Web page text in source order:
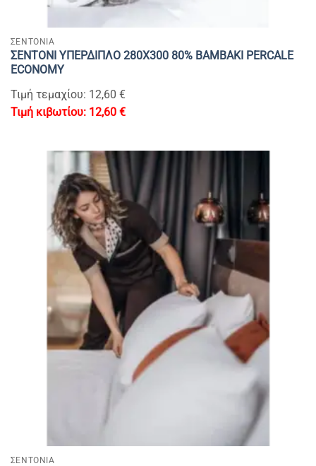
ΣΕΝΤΟΝΙΑ
ΣΕΝΤΟΝΙ ΥΠΕΡΔΙΠΛΟ 280Χ300 80% BAMBAKI PERCALE
ECONOMY
Τιμή τεμαχίου: 12,60 €
12,60 €
ΣΕΝΤΟΝΙΑ